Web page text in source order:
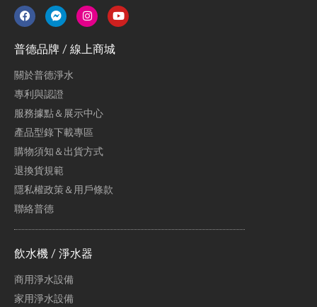
普德品牌 / 線上商城
關於普德淨水
專利與認證
服務據點＆展示中心
產品型錄下載專區
購物須知＆出貨方式
退換貨規範
隱私權政策＆用戶條款
聯絡普德
飲水機 / 淨水器
商用淨水設備
家用淨水設備